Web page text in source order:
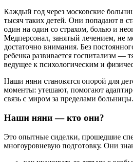
Каждый год через московские
тысяч таких детей. Они попадают в
один на один со страхом, болью и
Медперсонал, занятый лечением, не
достаточно внимания. Без
ребенка развивается госпитализм —
ведущее к психологическим и
Наши няни становятся опорой для
моменты: утешают, помогают
связь с миром за пределами больницы.
Наши няни — кто они?
Это опытные сиделки, прошедшие
многоуровневую подготовку. Они